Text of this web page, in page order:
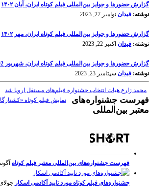
گزارش حضورها و جوایز بین‌المللی فیلم کوتاه ایران، آبان ۱۴۰۲
نوشته: فیدان نوامبر 27, 2023
گزارش حضورها و جوایز بین‌المللی فیلم کوتاه ایران، مهر ۱۴۰۲
نوشته: فیدان اکتبر 22, 2023
گزارش حضورها و جوایز بین‌المللی فیلم کوتاه ایران، شهریور 1402
نوشته: فیدان سپتامبر 23, 2023
محمد زارع هیات انتخاب جشنواره فیلم‌های مستقل اروپا شد
نمایش فیلم کوتاه
فهرست جشنواره‌های
معتبر بین‌المللی
فهرست جشنواره‌های بین‌المللی معتبر فیلم کوتاه آگوست
جشنواره‌های فیلم کوتاه مورد تایید آکادمی اسکار جولای 21,